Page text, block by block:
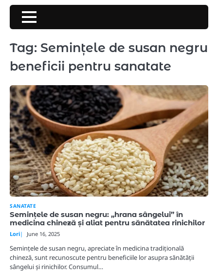
Skip
content
Tag: Semințele de susan negru
beneficii pentru sanatate
SANATATE
Semințele de susan negru: „hrana sângelui” în
medicina chineză și aliat pentru sănătatea rinichilor
Lori June 16, 2025
Semințele de susan negru, apreciate în medicina tradițională
chineză, sunt recunoscute pentru beneficiile lor asupra sănătății
sângelui și rinichilor. Consumul…